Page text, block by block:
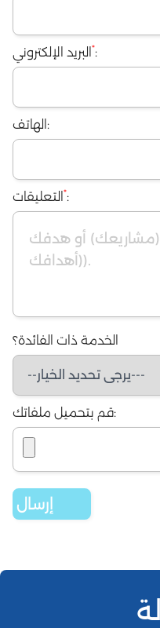
البريد الإلكتروني *:
الهاتف:
التعليقات *:
الخدمة ذات الفائدة؟
قم بتحميل ملفاتك: